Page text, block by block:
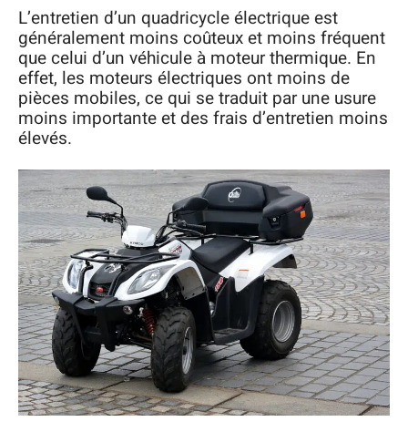
L’entretien d’un quadricycle électrique est
généralement moins coûteux et moins fréquent
que celui d’un véhicule à moteur thermique. En
effet, les moteurs électriques ont moins de
pièces mobiles, ce qui se traduit par une usure
moins importante et des frais d’entretien moins
élevés.